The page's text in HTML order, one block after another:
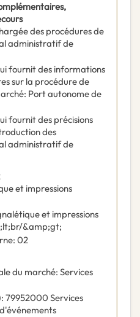
des procédures de
administratif de
fournit des informations
sur la procédure de
: Port autonome de
fournit des précisions
des
administratif de
et impressions
et impressions
&amp;gt;
: 02
du marché: Services
79952000 Services